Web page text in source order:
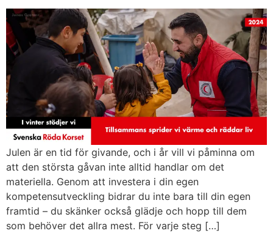
Julen är en tid för givande, och i år vill vi påminna om
att den största gåvan inte alltid handlar om det
materiella. Genom att investera i din egen
kompetensutveckling bidrar du inte bara till din egen
framtid – du skänker också glädje och hopp till dem
som behöver det allra mest. För varje steg […]